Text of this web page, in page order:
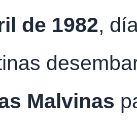
de 1982,
Malvinas